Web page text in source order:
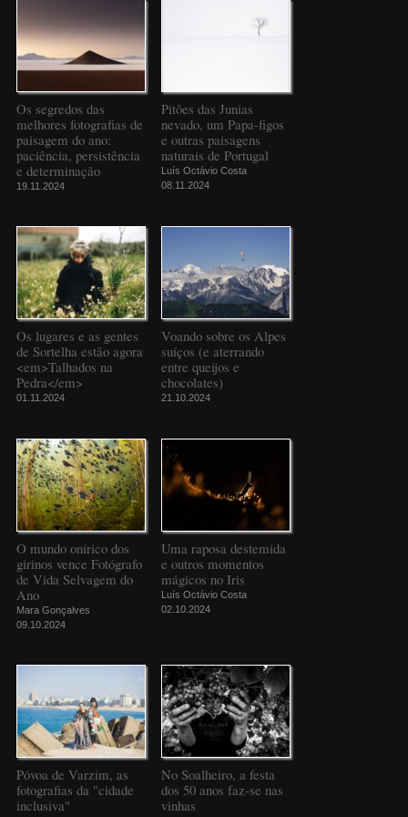
Os segredos das
melhores fotografias de
paisagem do ano:
paciência, persistência
e determinação
19.11.2024
Pitões das Junias
nevado, um Papa-figos
e outras paisagens
naturais de Portugal
Luís Octávio Costa
08.11.2024
Os lugares e as gentes
de Sortelha estão agora
<em>Talhados na
Pedra</em>
01.11.2024
Voando sobre os Alpes
suíços (e aterrando
entre queijos e
chocolates)
21.10.2024
O mundo onírico dos
girinos vence Fotógrafo
de Vida Selvagem do
Ano
Mara Gonçalves
09.10.2024
Uma raposa destemida
e outros momentos
mágicos no Iris
Luís Octávio Costa
02.10.2024
Póvoa de Varzim, as
fotografias da "cidade
inclusiva"
No Soalheiro, a festa
dos 50 anos faz-se nas
vinhas